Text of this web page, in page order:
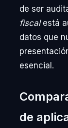
de ser
fiscalestá
datos que
esencial.
de